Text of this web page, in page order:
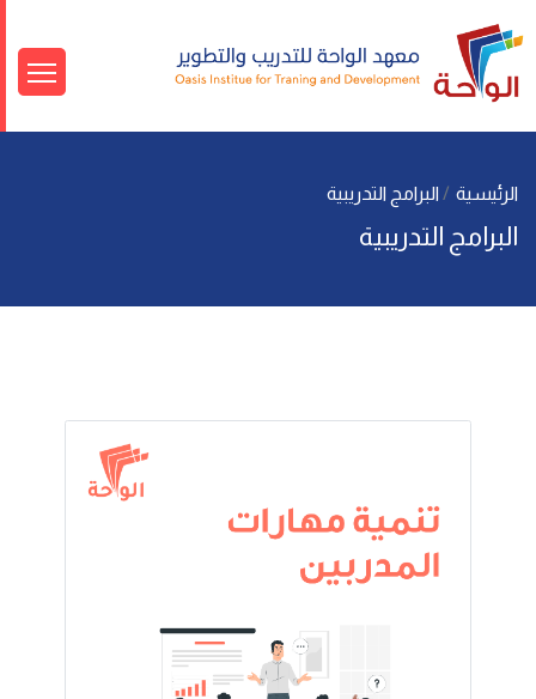
الرئيسية البرامج التدريبية
البرامج التدريبية